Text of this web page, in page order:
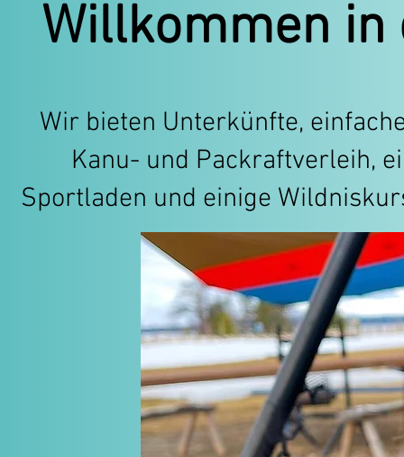
Willkommen in
Wir bieten Unterkünfte,
Kanu- und Packraftverleih,
Sportladen und einige